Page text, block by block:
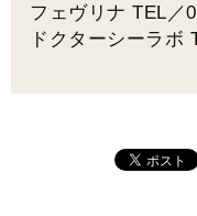
フェヴリナ TEL／
ドクターシーラボ